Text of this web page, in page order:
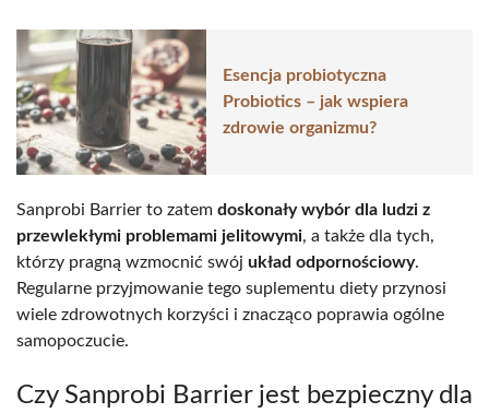
Esencja probiotyczna
Probiotics – jak wspiera
zdrowie organizmu?
Sanprobi Barrier to zatem doskonały wybór dla ludzi z
przewlekłymi problemami jelitowymi, a także dla tych,
którzy pragną wzmocnić swój układ odpornościowy.
Regularne przyjmowanie tego suplementu diety przynosi
wiele zdrowotnych korzyści i znacząco poprawia ogólne
samopoczucie.
Czy Sanprobi Barrier jest bezpieczny dla